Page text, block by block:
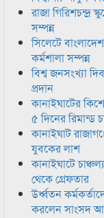
রাজা গিরিশচন্দ্র
সম্পন্ন
সিলেটে
কর্মশালা সম্পন্ন
বিশ্ব জনসংখ্যা
প্রদান
কানাইঘাটের
৫ দিনের রিমান্ড
কানাইঘাট
যুবকের লাশ
কানাইঘাটে
থেকে গ্রেফতার
উর্ধ্বতন
করলেন সাংসদ